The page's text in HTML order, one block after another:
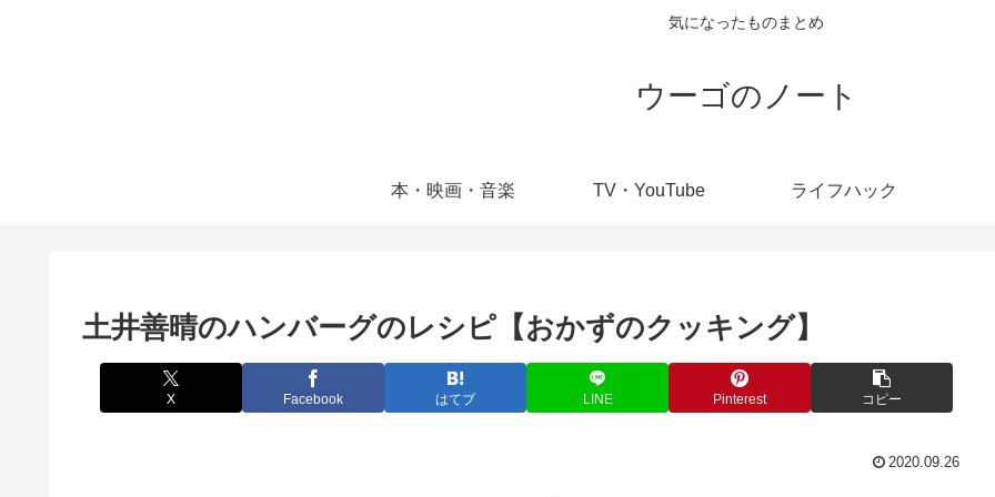
気になったものまとめ
ウーゴのノート
本・映画・音楽 TV・YouTube ライフハック
土井善晴のハンバーグのレシピ【おかずのクッキング】
X Facebook はてブ LINE Pinterest コピー
2020.09.26